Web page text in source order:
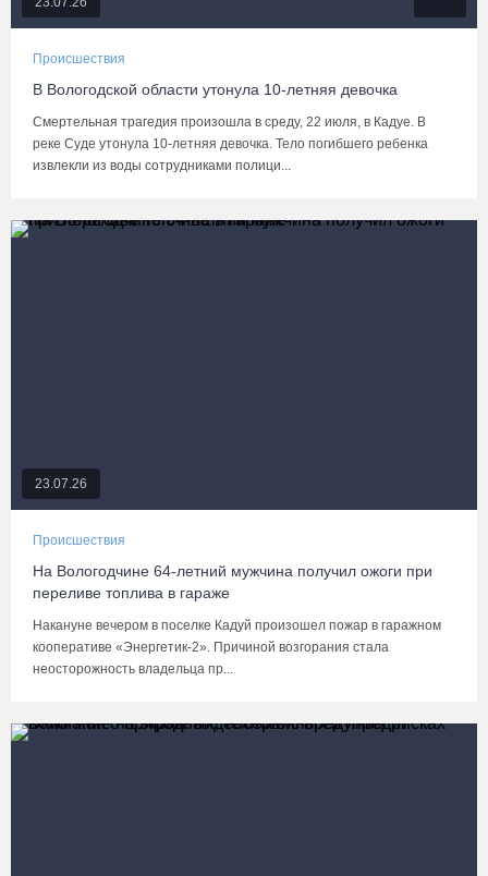
Происшествия
В Вологодской области утонула 10-летняя девочка
Смертельная трагедия произошла в среду, 22 июля, в Кадуе. В
реке Суде утонула 10-летняя девочка. Тело погибшего ребенка
извлекли из воды сотрудниками полици...
23.07.26
Происшествия
На Вологодчине 64-летний мужчина получил ожоги при
переливе топлива в гараже
Накануне вечером в поселке Кадуй произошел пожар в гаражном
кооперативе «Энергетик-2». Причиной возгорания стала
неосторожность владельца пр...